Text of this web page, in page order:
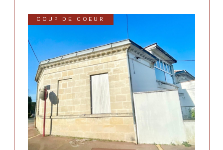
COUP DE COEUR